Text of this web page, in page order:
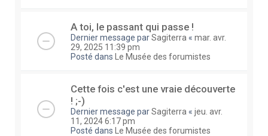
A toi, le passant qui passe !
Dernier message parSagiterra « mar. avr.
29, 2025 11:39 pm
Posté dans
Le Musée des forumistes
Cette fois c'est une vraie découverte
! ;-)
Dernier message parSagiterra « jeu. avr.
11, 2024 6:17 pm
Posté dans
Le Musée des forumistes